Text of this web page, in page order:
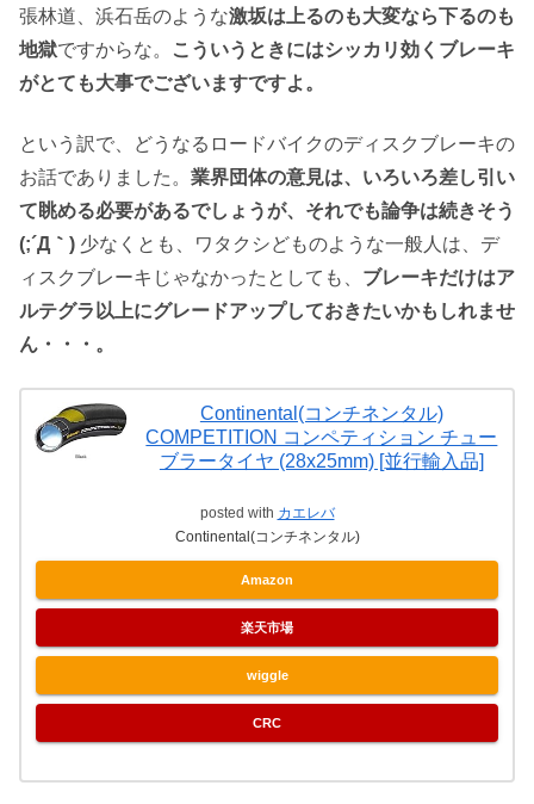
張林道、浜石岳のような激坂は上るのも大変なら下るのも
地獄ですからな。
こういうときにはシッカリ効くブレーキ
がとても大事でございますですよ。
という訳で、どうなるロードバイクのディスクブレーキの
お話でありました。 業界団体の意見は、いろいろ差し引い
て眺める必要があるでしょうが、それでも論争は続きそう
(;´Д｀) 少なくとも、ワタクシどものような一般人は、デ
ィスクブレーキじゃなかったとしても、 ブレーキだけはア
ルテグラ以上にグレードアップしておきたいかもしれませ
ん・・・。
Continental(コンチネンタル)
COMPETITION コンペティション チュー
ブラータイヤ (28x25mm) [並行輸入品]
posted with カエレバ
Continental(コンチネンタル)
Amazon
楽天市場
wiggle
CRC